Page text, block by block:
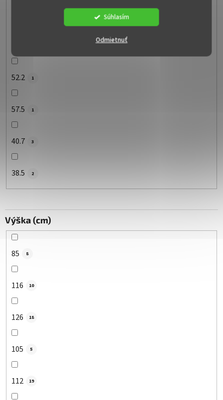
Odmietnuť
Súhlasím
52.2 1
57.5 1
40.7 3
38.5 2
Výška (cm)
85 8
116 10
126 18
105 5
112 19